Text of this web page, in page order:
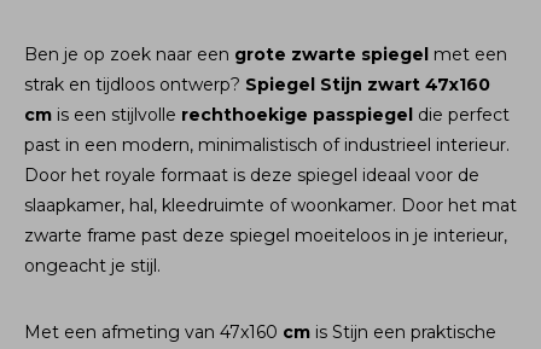
Ben je op zoek naar een grote zwarte spiegel met een
strak en tijdloos ontwerp? Spiegel Stijn zwart 47x160
cm is een stijlvolle rechthoekige passpiegel die perfect
past in een modern, minimalistisch of industrieel interieur.
Door het royale formaat is deze spiegel ideaal voor de
slaapkamer, hal, kleedruimte of woonkamer. Door het mat
zwarte frame past deze spiegel moeiteloos in je interieur,
ongeacht je stijl.
Met een afmeting van 47x160 cm is Stijn een praktische